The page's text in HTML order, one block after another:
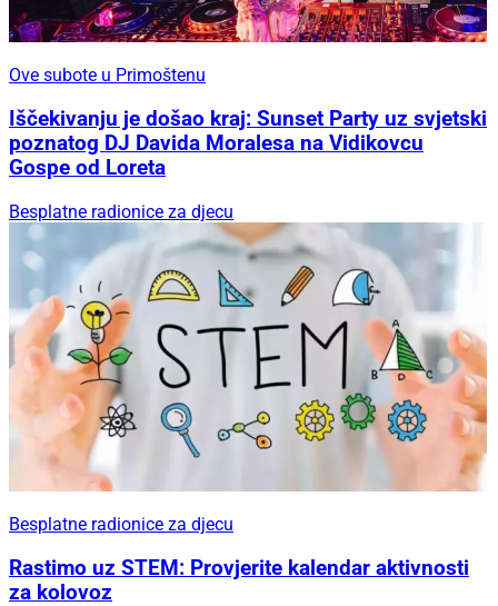
Ove subote u Primoštenu
Iščekivanju je došao kraj: Sunset Party uz svjetski
poznatog DJ Davida Moralesa na Vidikovcu
Gospe od Loreta
Besplatne radionice za djecu
Besplatne radionice za djecu
Rastimo uz STEM: Provjerite kalendar aktivnosti
za kolovoz